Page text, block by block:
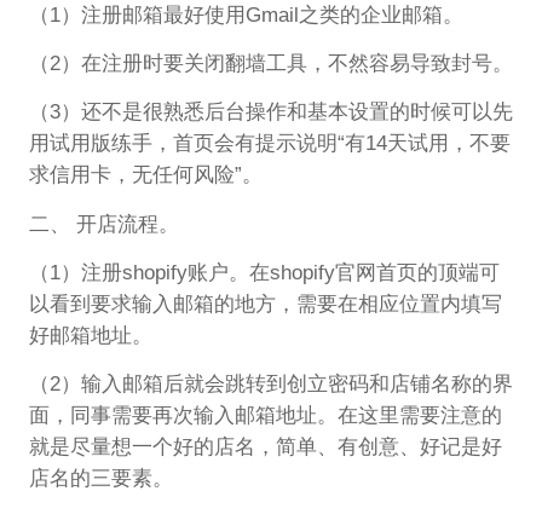
（1）注册邮箱最好使用Gmail之类的企业邮箱。
（2）在注册时要关闭翻墙工具，不然容易导致封号。
（3）还不是很熟悉后台操作和基本设置的时候可以先
用试用版练手，首页会有提示说明“有14天试用，不要
求信用卡，无任何风险”。
二、 开店流程。
（1）注册shopify账户。在shopify官网首页的顶端可
以看到要求输入邮箱的地方，需要在相应位置内填写
好邮箱地址。
（2）输入邮箱后就会跳转到创立密码和店铺名称的界
面，同事需要再次输入邮箱地址。在这里需要注意的
就是尽量想一个好的店名，简单、有创意、好记是好
店名的三要素。